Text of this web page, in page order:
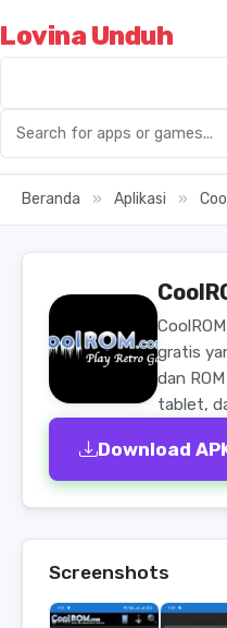
Lovina Unduh
Beranda » Aplikasi »
gratis
dan
tablet,
Download
Screenshots